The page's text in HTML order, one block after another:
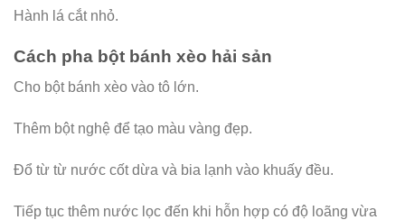
Hành lá cắt nhỏ.
Cách pha bột bánh xèo hải sản
Cho bột bánh xèo vào tô lớn.
Thêm bột nghệ để tạo màu vàng đẹp.
Đổ từ từ nước cốt dừa và bia lạnh vào khuấy đều.
Tiếp tục thêm nước lọc đến khi hỗn hợp có độ loãng vừa